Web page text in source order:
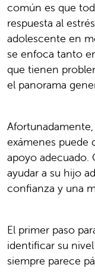
común es que
respuesta al
adolescente en
se enfoca tanto
que tienen
el panorama
exámenes puede
apoyo adecuado.
ayudar a su hijo
confianza y una
El primer paso
identificar su nivel
siempre parece